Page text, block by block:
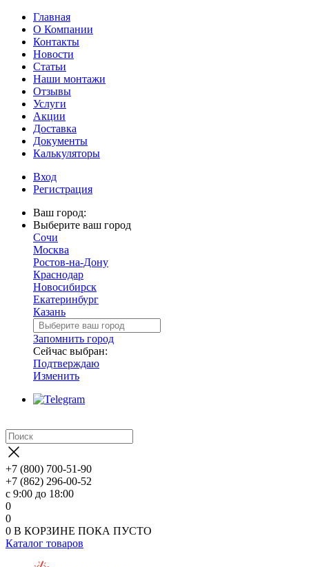
Главная
О Компании
Контакты
Новости
Статьи
Наши монтажи
Отзывы
Услуги
Акции
Доставка
Документы
Калькуляторы
Вход
Регистрация
Ваш город:
Выберите ваш город
Сочи
Москва
Ростов-на-Дону
Краснодар
Новосибирск
Екатеринбург
Казань
Запомнить город
Сейчас выбран:
Подтверждаю
Изменить
+7 (800) 700-51-90
+7 (862) 296-00-52
с 9:00 до 18:00
0
0
0 В КОРЗИНЕ ПОКА ПУСТО
Каталог товаров